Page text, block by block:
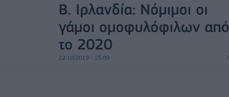
Β. Ιρλανδία: Νόμιμοι οι
γάμοι ομοφυλόφιλων από
το 2020
22/10/2019 - 15:09